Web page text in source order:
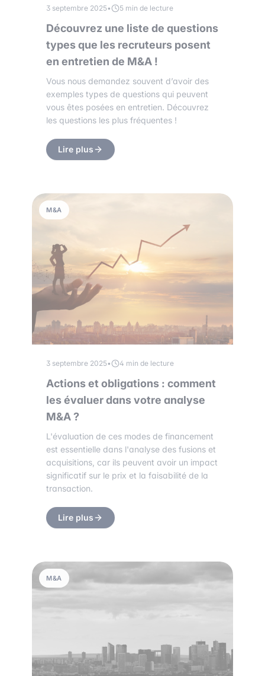
3 septembre 2025• 5 min de lecture
Découvrez une liste de questions
types que les recruteurs posent
en entretien de M&A !
Vous nous demandez souvent d’avoir des
exemples types de questions qui peuvent
vous êtes posées en entretien. Découvrez
les questions les plus fréquentes !
Lire plus
M&A
3 septembre 2025• 4 min de lecture
Actions et obligations : comment
les évaluer dans votre analyse
M&A ?
L'évaluation de ces modes de financement
est essentielle dans l'analyse des fusions et
acquisitions, car ils peuvent avoir un impact
significatif sur le prix et la faisabilité de la
transaction.
Lire plus
M&A